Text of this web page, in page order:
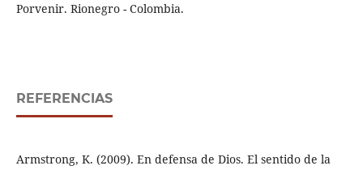
Porvenir. Rionegro - Colombia.
REFERENCIAS
Armstrong, K. (2009). En defensa de Dios. El sentido de la